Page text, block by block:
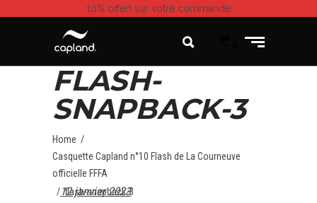
10% offert sur votre commande
FLASH-
SNAPBACK-3
Home /
Casquette Capland n°10 Flash de La Courneuve
officielle FFFA
/flash-snapback-3
12 janvier 2023